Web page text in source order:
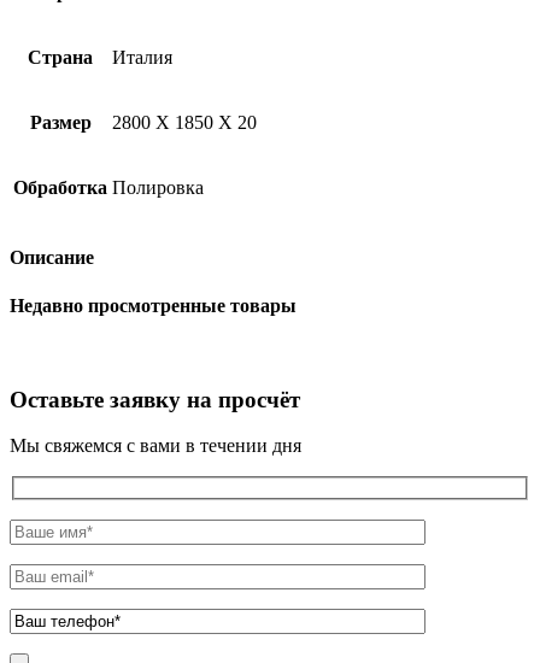
Cтрана Италия
Размер 2800 X 1850 X 20
Обработка Полировка
Описание
Недавно просмотренные товары
Оставьте заявку на просчёт
Мы свяжемся с вами в течении дня